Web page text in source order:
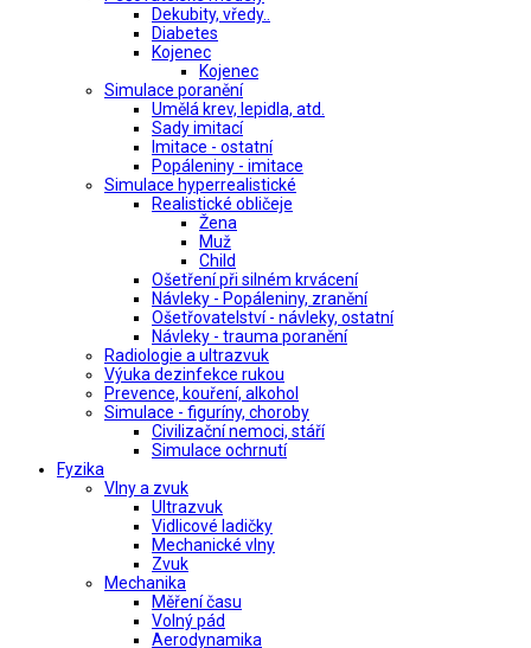
Dekubity, vředy..
Diabetes
Kojenec
Kojenec
Simulace poranění
Umělá krev, lepidla, atd.
Sady imitací
Imitace - ostatní
Popáleniny - imitace
Simulace hyperrealistické
Realistické obličeje
Žena
Muž
Child
Ošetření při silném krvácení
Návleky - Popáleniny, zranění
Ošetřovatelství - návleky, ostatní
Návleky - trauma poranění
Radiologie a ultrazvuk
Výuka dezinfekce rukou
Prevence, kouření, alkohol
Simulace - figuríny, choroby
Civilizační nemoci, stáří
Simulace ochrnutí
Fyzika
Vlny a zvuk
Ultrazvuk
Vidlicové ladičky
Mechanické vlny
Zvuk
Mechanika
Měření času
Volný pád
Aerodynamika